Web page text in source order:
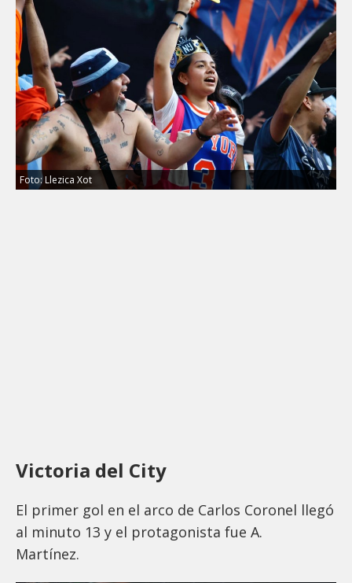
Foto: Llezica Xot
Victoria del City
El primer gol en el arco de Carlos Coronel llegó
al minuto 13 y el protagonista fue A.
Martínez.